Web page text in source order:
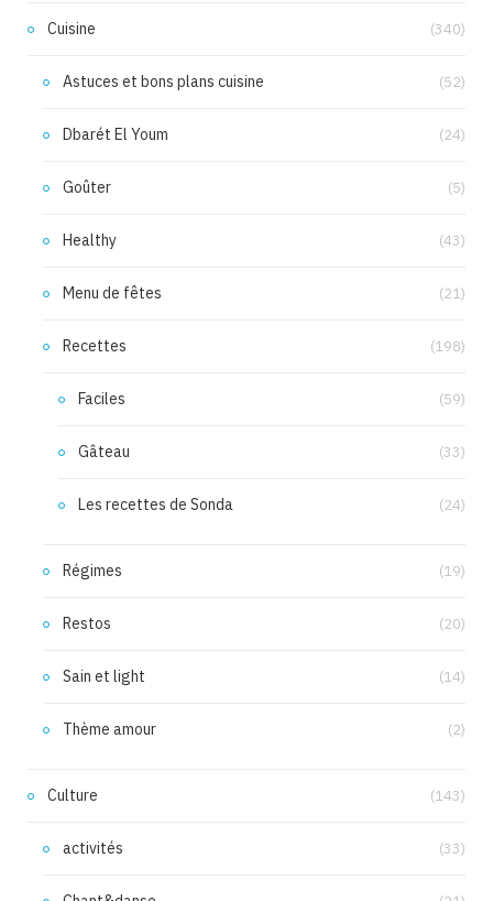
Cuisine (340)
Astuces et bons plans cuisine (52)
Dbarét El Youm (24)
Goûter (5)
Healthy (43)
Menu de fêtes (21)
Recettes (198)
Faciles (59)
Gâteau (33)
Les recettes de Sonda (24)
Régimes (19)
Restos (20)
Sain et light (14)
Thème amour (2)
Culture (143)
activités (33)